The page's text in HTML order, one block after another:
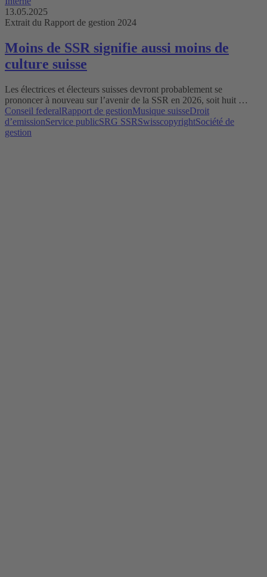
13.05.2025
Extrait du Rapport de gestion 2024
Moins de SSR signifie aussi moins de
culture suisse
Les électrices et électeurs suisses devront probablement se
prononcer à nouveau sur l’avenir de la SSR en 2026, soit huit …
Conseil federalRapport de gestionMusique suisseDroit
d’emissionService publicSRG SSRSwisscopyrightSociété de
gestion